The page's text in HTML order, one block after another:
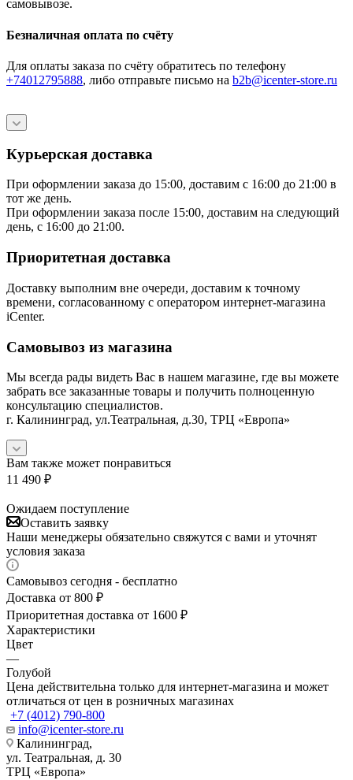
самовывозе.
Безналичная оплата по счёту
Для оплаты заказа по счёту обратитесь по телефону
+74012795888, либо отправьте письмо на b2b@icenter-store.ru
Курьерская доставка
При оформлении заказа до 15:00, доставим с 16:00 до 21:00 в
тот же день.
При оформлении заказа после 15:00, доставим на следующий
день, с 16:00 до 21:00.
Приоритетная доставка
Доставку выполним вне очереди, доставим к точному
времени, согласованному с оператором интернет-магазина
iCenter.
Самовывоз из магазина
Мы всегда рады видеть Вас в нашем магазине, где вы можете
забрать все заказанные товары и получить полноценную
консультацию специалистов.
г. Калининград, ул.Театральная, д.30, ТРЦ «Европа»
Вам также может понравиться
11 490 ₽
Ожидаем поступление
Оставить заявку
Наши менеджеры обязательно свяжутся с вами и уточнят
условия заказа
Самовывоз сегодня - бесплатно
Доставка от 800 ₽
Приоритетная доставка от 1600 ₽
Характеристики
Цвет
—
Голубой
Цена действительна только для интернет-магазина и может
отличаться от цен в розничных магазинах
+7 (4012) 790-800
info@icenter-store.ru
Калининград,
ул. Театральная, д. 30
ТРЦ «Европа»